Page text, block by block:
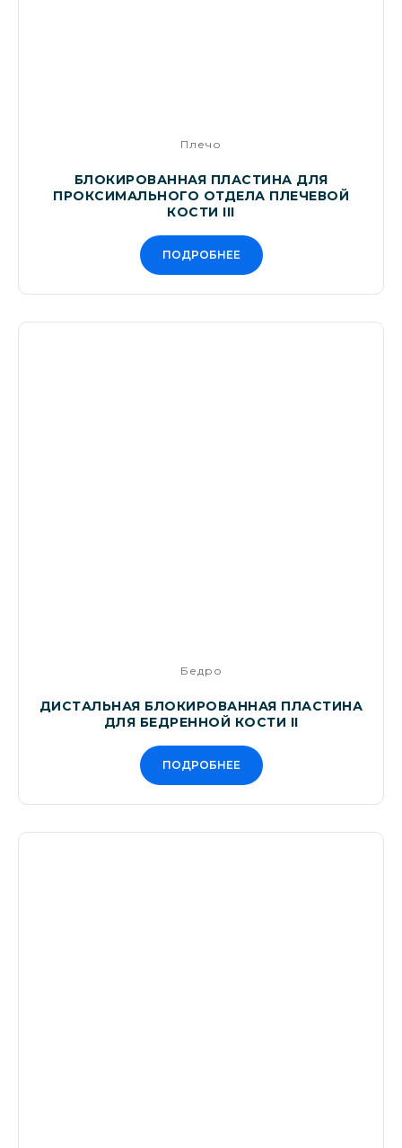
Плечо
БЛОКИРОВАННАЯ ПЛАСТИНА ДЛЯ
ПРОКСИМАЛЬНОГО ОТДЕЛА ПЛЕЧЕВОЙ
КОСТИ III
ПОДРОБНЕЕ
Бедро
ДИСТАЛЬНАЯ БЛОКИРОВАННАЯ ПЛАСТИНА
ДЛЯ БЕДРЕННОЙ КОСТИ II
ПОДРОБНЕЕ